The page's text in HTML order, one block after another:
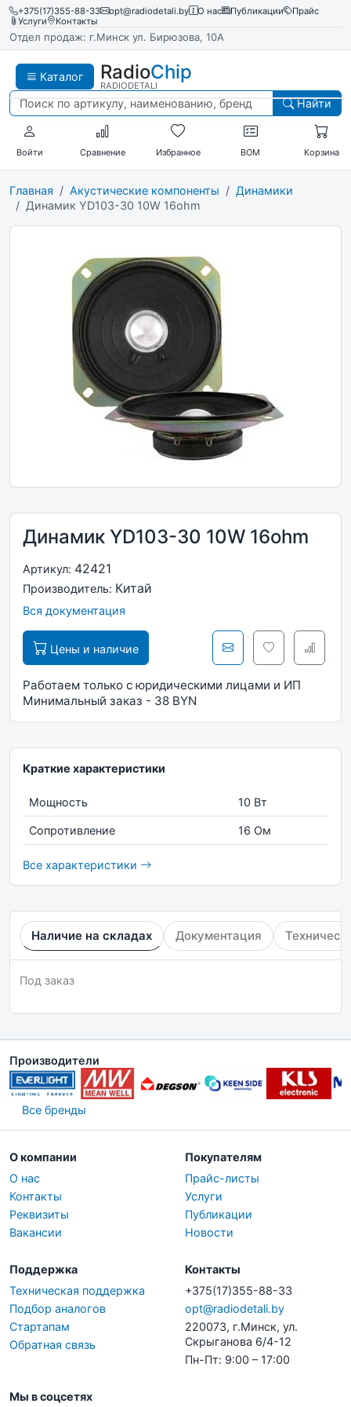
+375(17)355-88-33 opt@radiodetali.by О нас Публикации
Прайс
Услуги
Контакты
Отдел продаж: г.Минск ул. Бирюзова, 10А
Каталог RadioChip
RADIODETALI
Найти
Войти Сравнение Избранное BOM Корзина
Главная Акустические компоненты
Динамики
Динамик YD103-30 10W 16ohm
Динамик YD103-30 10W 16ohm
Артикул: 42421
Производитель: Китай
Вся документация
Цены и наличие
Работаем только с юридическими лицами и ИП
Минимальный заказ - 38 BYN
Краткие характеристики
Мощность 10 Вт
Сопротивление 16 Ом
Все характеристики
Наличие на складах Документация
Под заказ
Производители
Все бренды
О компании
О нас
Контакты
Реквизиты
Вакансии
Покупателям
Прайс-листы
Услуги
Публикации
Новости
Поддержка
Техническая поддержка
Подбор аналогов
Стартапам
Обратная связь
Контакты
+375(17)355-88-33
opt@radiodetali.by
220073, г.Минск, ул.
Скрыганова 6/4-12
Пн-Пт: 9:00 – 17:00
Мы в соцсетях